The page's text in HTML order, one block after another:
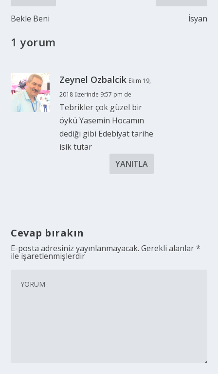
Bekle Beni İsyan
1 yorum
Zeynel Ozbalcik Ekim 19,
2018 üzerinde 9:57 pm de
Tebrikler çok güzel bir
öykü Yasemin Hocamın
dediği gibi Edebiyat tarihe
isik tutar
YANITLA
Cevap bırakın
E-posta adresiniz yayınlanmayacak. Gerekli alanlar*
ile işaretlenmişlerdir